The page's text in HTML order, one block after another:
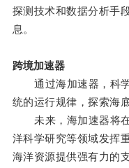
探测技术和数据分析手
息。
跨境加速器
通过海加速器，科学
统的运行规律，探索海
未来，海加速器将在
洋科学研究等领域发挥
海洋资源提供强有力的支